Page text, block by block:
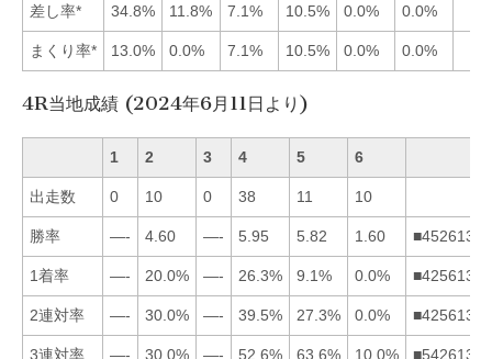
差し率* 34.8% 11.8% 7.1% 10.5% 0.0% 0.0%
まくり率* 13.0% 0.0% 7.1% 10.5% 0.0% 0.0%
4R当地成績 (2024年6月11日より)
1 2 3 4 5 6
出走数 0 10 0 38 11 10
勝率 —- 4.60 —- 5.95 5.82 1.60 ■452613
1着率 —- 20.0% —- 26.3% 9.1% 0.0% ■425613
2連対率 —- 30.0% —- 39.5% 27.3% 0.0% ■425613
3連対率 —- 30.0% —- 52.6% 63.6% 10.0% ■542613